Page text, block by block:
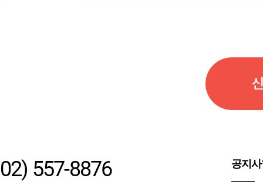
02) 557-8876 공지